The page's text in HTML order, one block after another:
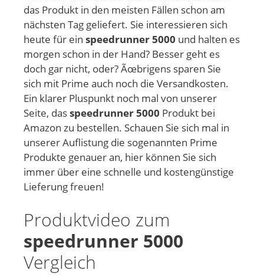
das Produkt in den meisten Fällen schon am
nächsten Tag geliefert. Sie interessieren sich
heute für ein speedrunner 5000 und halten es
morgen schon in der Hand? Besser geht es
doch gar nicht, oder? Ãœbrigens sparen Sie
sich mit Prime auch noch die Versandkosten.
Ein klarer Pluspunkt noch mal von unserer
Seite, dasspeedrunner 5000 Produkt bei
Amazon zu bestellen. Schauen Sie sich mal in
unserer Auflistung die sogenannten Prime
Produkte genauer an, hier können Sie sich
immer über eine schnelle und kostengünstige
Lieferung freuen!
Produktvideo zum
speedrunner 5000
Vergleich